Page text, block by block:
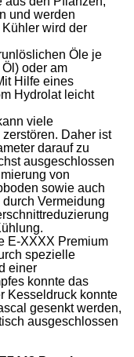
und werden
wird der
Öle je
oder am
Hilfe eines
Hydrolat leicht
viele
Daher ist
darauf zu
ausgeschlossen
von
sowie auch
Vermeidung
E-XXXX Premium
spezielle
einer
konnte das
Kesseldruck konnte
gesenkt werden,
ausgeschlossen